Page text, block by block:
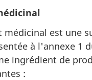
médicinal est une
à l'annexe 1
ingrédient de
: